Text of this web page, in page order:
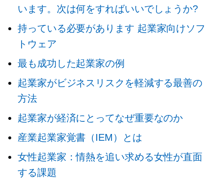
います。次は何をすればいいでしょうか?
持っている必要があります 起業家向けソフ
トウェア
最も成功した起業家の例
起業家がビジネスリスクを軽減する最善の
方法
起業家が経済にとってなぜ重要なのか
産業起業家覚書（IEM）とは
女性起業家：情熱を追い求める女性が直面
する課題